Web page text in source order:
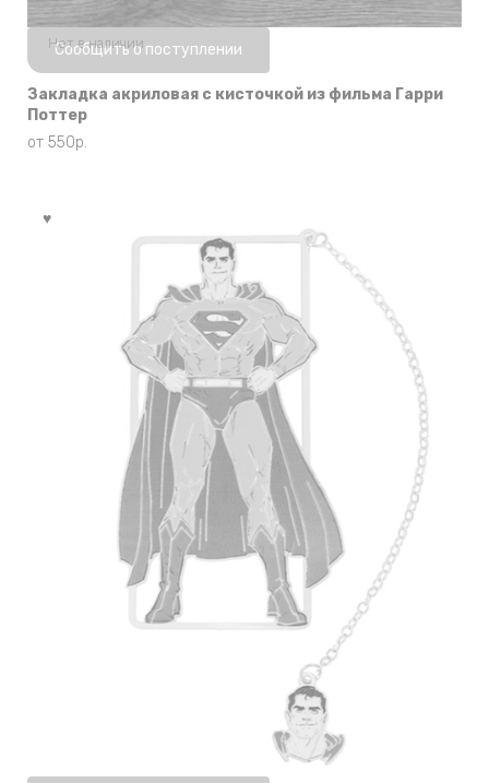
Нет в наличии
Сообщить о поступлении
Закладка акриловая с кисточкой из фильма Гарри
Поттер
от 550р.